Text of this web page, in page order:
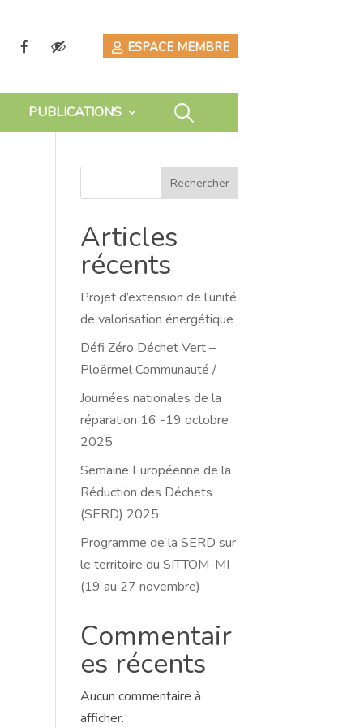
ESPACE MEMBRE
PUBLICATIONS
Rechercher
Articles
récents
Projet d’extension de l’unité
de valorisation énergétique
Défi Zéro Déchet Vert –
Ploërmel Communauté /
Journées nationales de la
réparation 16 -19 octobre
2025
Semaine Européenne de la
Réduction des Déchets
(SERD) 2025
Programme de la SERD sur
le territoire du SITTOM-MI
(19 au 27 novembre)
Commentair
es récents
Aucun commentaire à
afficher.